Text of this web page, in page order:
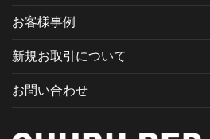
お客様事例
新規お取引について
お問い合わせ